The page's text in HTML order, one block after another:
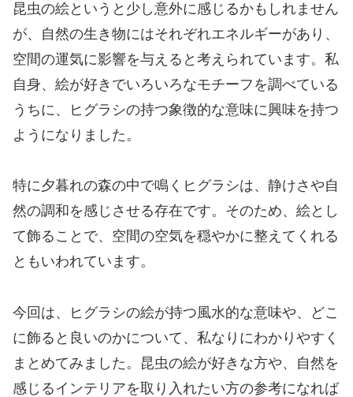
昆虫の絵というと少し意外に感じるかもしれません
が、自然の生き物にはそれぞれエネルギーがあり、
空間の運気に影響を与えると考えられています。私
自身、絵が好きでいろいろなモチーフを調べている
うちに、ヒグラシの持つ象徴的な意味に興味を持つ
ようになりました。
特に夕暮れの森の中で鳴くヒグラシは、静けさや自
然の調和を感じさせる存在です。そのため、絵とし
て飾ることで、空間の空気を穏やかに整えてくれる
ともいわれています。
今回は、ヒグラシの絵が持つ風水的な意味や、どこ
に飾ると良いのかについて、私なりにわかりやすく
まとめてみました。昆虫の絵が好きな方や、自然を
感じるインテリアを取り入れたい方の参考になれば